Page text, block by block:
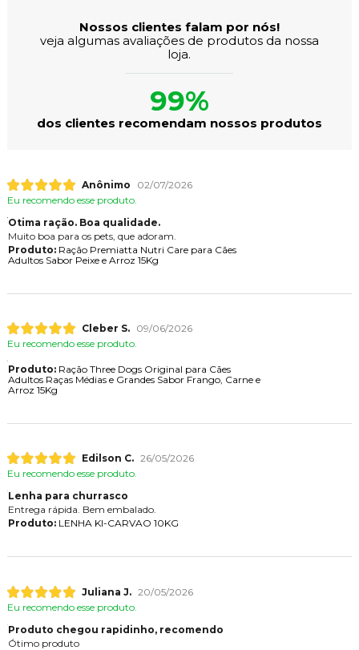
Nossos clientes falam por nós!
veja algumas avaliações de produtos da nossa
loja.
99%
dos clientes recomendam nossos produtos
Anônimo
02/07/2026
Eu recomendo esse produto.
Otima ração. Boa qualidade.
Muito boa para os pets, que adoram.
Produto:Ração Premiatta Nutri Care para Cães
Adultos Sabor Peixe e Arroz 15Kg
Cleber S.
09/06/2026
Eu recomendo esse produto.
Produto:Ração Three Dogs Original para Cães
Adultos Raças Médias e Grandes Sabor Frango, Carne e
Arroz 15Kg
Edilson C. 26/05/2026
Eu recomendo esse produto.
Lenha para churrasco
Entrega rápida. Bem embalado.
Produto:LENHA KI-CARVAO 10KG
Juliana J. 20/05/2026
Eu recomendo esse produto.
Produto chegou rapidinho, recomendo
Ótimo produto